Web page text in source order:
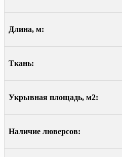
Длина, м:
Ткань:
Укрывная площадь, м2:
Наличие люверсов: